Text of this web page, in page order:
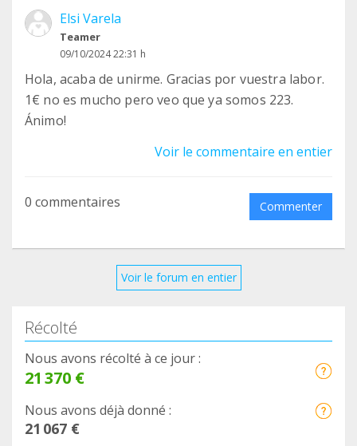
Elsi Varela
Teamer
09/10/2024 22:31 h
Hola, acaba de unirme. Gracias por vuestra labor.
1€ no es mucho pero veo que ya somos 223.
Ánimo!
Voir le commentaire en entier
0 commentaires Commenter
Voir le forum en entier
Récolté
Nous avons récolté à ce jour :
21 370 €
Nous avons déjà donné :
21 067 €